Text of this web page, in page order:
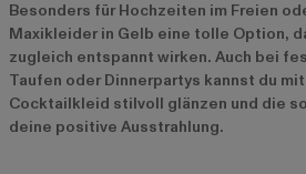
Besonders für Hochzeiten im Freien
Maxikleider in Gelb eine tolle Option,
zugleich entspannt wirken. Auch bei
Taufen oder Dinnerpartys kannst du
Cocktailkleid stilvoll glänzen und die
deine positive Ausstrahlung.